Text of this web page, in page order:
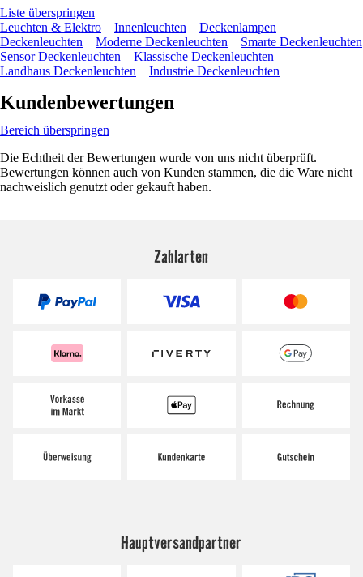
Liste überspringen
Leuchten & Elektro
Innenleuchten
Deckenlampen
Deckenleuchten
Moderne Deckenleuchten
Smarte Deckenleuchten
Sensor Deckenleuchten
Klassische Deckenleuchten
Landhaus Deckenleuchten
Industrie Deckenleuchten
Kundenbewertungen
Bereich überspringen
Die Echtheit der Bewertungen wurde von uns nicht überprüft.
Bewertungen können auch von Kunden stammen, die die Ware nicht
nachweislich genutzt oder gekauft haben.
Zahlarten
Hauptversandpartner